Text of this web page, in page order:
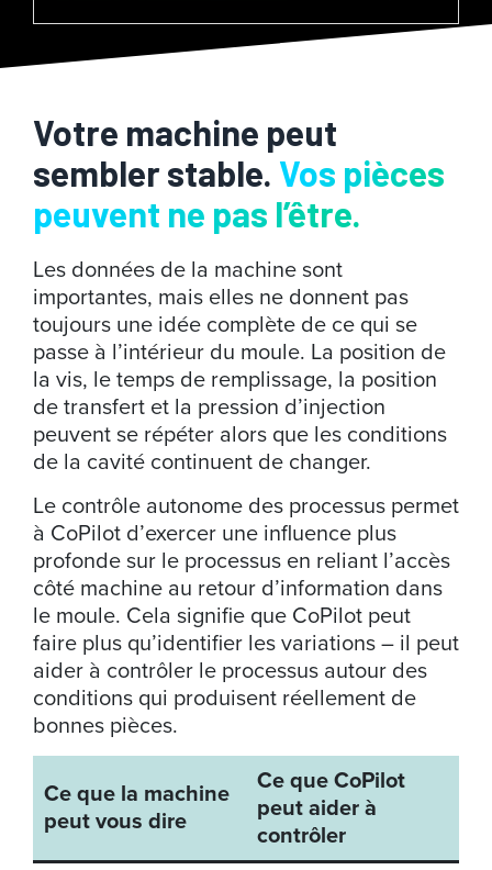
Votre machine peut
sembler stable. Vos pièces
peuvent ne pas l’être.
Les données de la machine sont
importantes, mais elles ne donnent pas
toujours une idée complète de ce qui se
passe à l’intérieur du moule. La position de
la vis, le temps de remplissage, la position
de transfert et la pression d’injection
peuvent se répéter alors que les conditions
de la cavité continuent de changer.
Le contrôle autonome des processus permet
à CoPilot d’exercer une influence plus
profonde sur le processus en reliant l’accès
côté machine au retour d’information dans
le moule. Cela signifie que CoPilot peut
faire plus qu’identifier les variations – il peut
aider à contrôler le processus autour des
conditions qui produisent réellement de
bonnes pièces.
Ce que la machine
peut vous dire
Ce que CoPilot
peut aider à
contrôler